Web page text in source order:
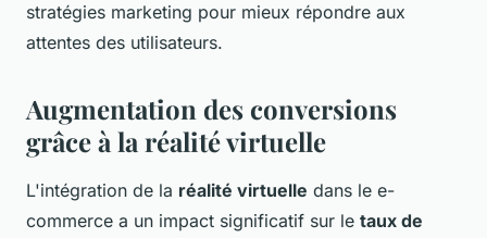
stratégies marketing pour mieux répondre aux
attentes des utilisateurs.
Augmentation des conversions
grâce à la réalité virtuelle
L'intégration de la réalité virtuelle dans le e-
commerce a un impact significatif sur le taux de